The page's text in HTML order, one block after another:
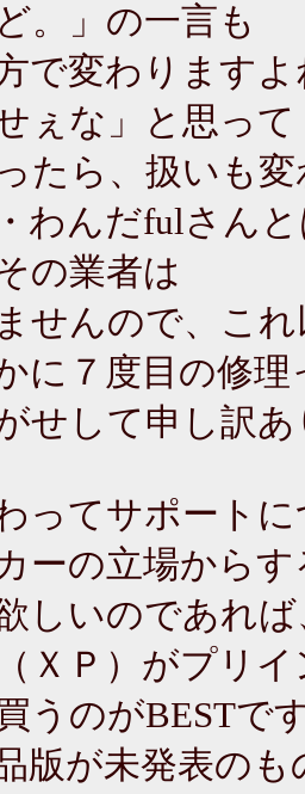
。」の一言も
で変わります
ぇな」と思って
たら、扱いも
わんだfulさん
の業者は
せんので、こ
に７度目の修
せして申し訳
ってサポート
ーの立場から
しいのであれば
ＸＰ）がプリ
うのがBESTで
版が未発表のも